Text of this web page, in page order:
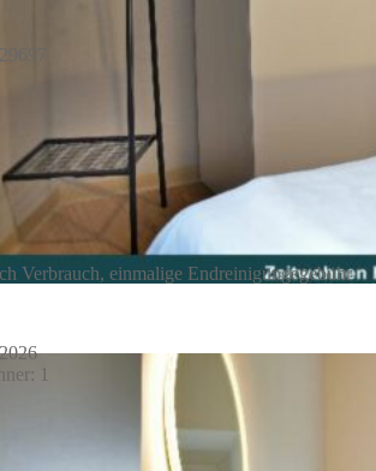
Verbrauch, einmalige Endreinigungegebühr
1